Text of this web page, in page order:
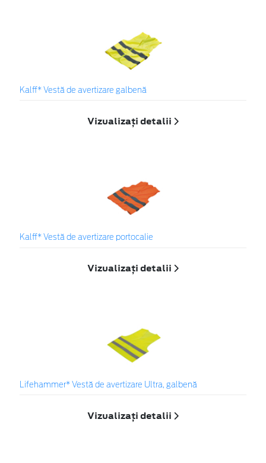
Kalff* Vestă de avertizare galbenă
Vizualizați detalii
Kalff* Vestă de avertizare portocalie
Vizualizați detalii
Lifehammer* Vestă de avertizare Ultra, galbenă
Vizualizați detalii